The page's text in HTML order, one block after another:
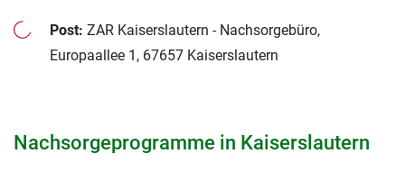
Post: ZAR Kaiserslautern - Nachsorgebüro,
Europaallee 1, 67657 Kaiserslautern
Nachsorgeprogramme in Kaiserslautern